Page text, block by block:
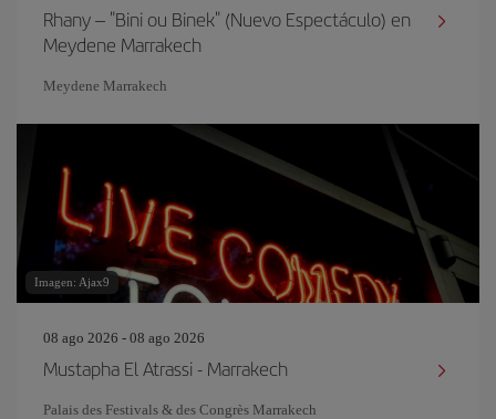
Rhany – "Bini ou Binek" (Nuevo Espectáculo) en
Meydene Marrakech
Meydene Marrakech
Imagen: Ajax9
08 ago 2026 - 08 ago 2026
Mustapha El Atrassi - Marrakech
Palais des Festivals & des Congrès Marrakech